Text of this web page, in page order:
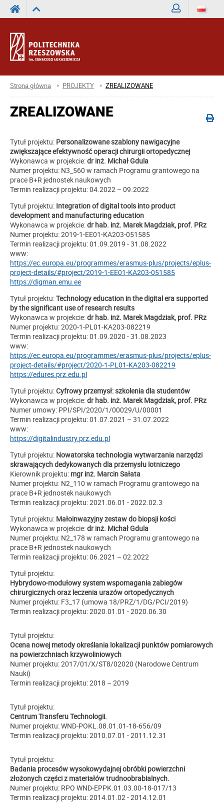
Strona główna PROJEKTY ZREALIZOWANE
ZREALIZOWANE
Tytuł projektu: Personalizowane szablony nawigacyjne
zwiększające efektywność operacji chirurgii ortopedycznej
Wykonawca w projekcie:dr inż. Michał Gdula
Numer projektu: N3_560 w ramach Programu grantowego na
prace B+R jednostek naukowych
Termin realizacji projektu: 04.2022 – 09.2022
Tytuł projektu: Integration of digital tools into product
development and manufacturing education
Wykonawca w projekcie:dr hab. inż. Marek Magdziak, prof. PRz
Numer projektu: 2019-1-EE01-KA203-051585
Termin realizacji projektu: 01.09.2019 - 31.08.2022
www:
https://ec.europa.eu/programmes/erasmus-plus/projects/eplus-
project-details/#project/2019-1-EE01-KA203-051585
https://digman.emu.ee
Tytuł projektu:Technology education in the digital era supported
by the significant use of research results
Wykonawca w projekcie:dr hab. inż. Marek Magdziak, prof. PRz
Numer projektu: 2020-1-PL01-KA203-082219
Termin realizacji projektu: 01.09.2020 - 31.08.2023
www:
https://ec.europa.eu/programmes/erasmus-plus/projects/eplus-
project-details/#project/2020-1-PL01-KA203-082219
https://edures.prz.edu.pl
Tytuł projektu:Cyfrowy przemysł: szkolenia dla studentów
Wykonawca w projekcie:dr hab. inż. Marek Magdziak, prof. PRz
Numer umowy: PPI/SPI/2020/1/00029/U/00001
Termin realizacji projektu: 01.07.2021 – 31.07.2022
www:
https://digitalindustry.prz.edu.pl
Tytuł projektu: Nowatorska technologia wytwarzania narzędzi
skrawających dedykowanych dla przemysłu lotniczego
Kierownik projektu: mgr inż. Marcin Sałata
Numer projektu: N2_110 w ramach Programu grantowego na
prace B+R jednostek naukowych
Termin realizacji projektu: 2021.06.01 - 2022.02.3
Tytuł projektu: Małoinwazyjny zestaw do biopsji kości
Wykonawca w projekcie:dr inż. Michał Gdula
Numer projektu: N2_178 w ramach Programu grantowego na
prace B+R jednostek naukowych
Termin realizacji projektu: 06.2021 – 02.2022
Tytuł projektu:
Hybrydowo-modułowy system wspomagania zabiegów
chirurgicznych oraz leczenia urazów ortopedycznych
Numer projektu: F3_17 (umowa 18/PRZ/1/DG/PCI/2019)
Termin realizacji projektu: 2020.01.01 - 2020.06.30
Tytuł projektu:
Ocena nowej metody określania lokalizacji punktów pomiarowych
na powierzchniach krzywoliniowych
Numer projektu: 2017/01/X/ST8/02020 (Narodowe Centrum
Nauki)
Termin realizacji projektu: 2018 – 2019
Tytuł projektu:
Centrum Transferu Technologii.
Numer projektu: WND-POKL.08.01.01-18-656/09
Termin realizacji projektu: 2010.07.01 - 2011.12.31
Tytuł projektu:
Badania procesów wysokowydajnej obróbki powierzchni
złożonych części z materiałów trudnoobrabialnych.
Numer projektu: RPO WND-EPPK.01.03.00-18-017/13
Termin realizacji projektu: 2014.01.02 - 2014.12.01